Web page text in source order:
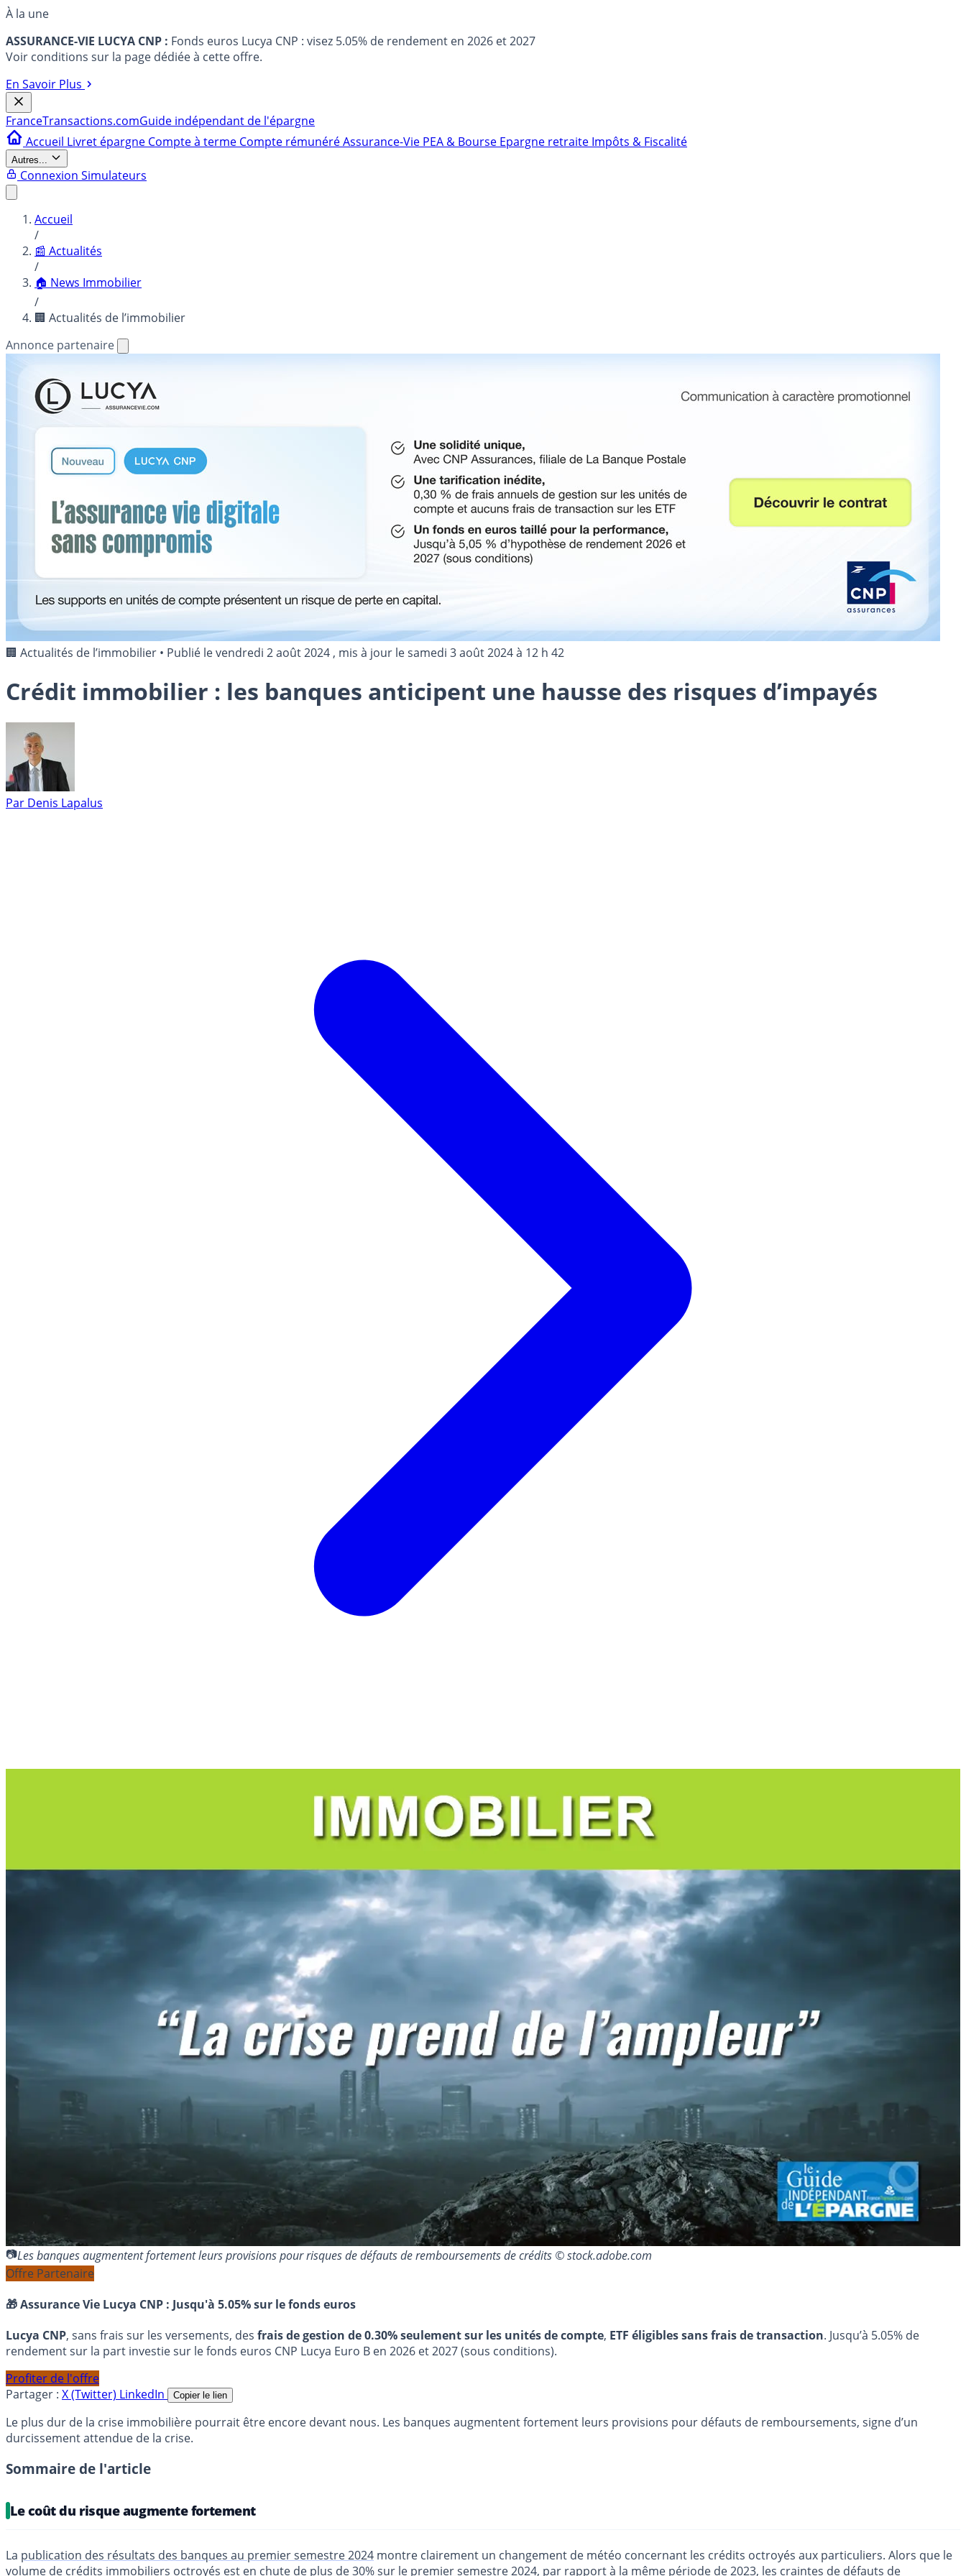
À la une
ASSURANCE-VIE LUCYA CNP : Fonds euros Lucya CNP : visez 5.05% de rendement en 2026 et 2027
Voir conditions sur la page dédiée à cette offre.
En Savoir Plus
FranceTransactions.comGuide indépendant de l'épargne
Accueil Livret épargne Compte à terme Compte rémunéréAssurance-Vie PEA & Bourse Epargne retraite Impôts & Fiscalité
Autres...
Connexion Simulateurs
Accueil
/
📰 Actualités
/
🏠 News Immobilier
/
🏢 Actualités de l’immobilier
Annonce partenaire
🏢 Actualités de l’immobilier • Publié levendredi 2 août 2024 , mis à jour lesamedi 3 août 2024 à 12 h 42
Crédit immobilier : les banques anticipent une hausse des risques d’impayés
Par Denis Lapalus
Les banques augmentent fortement leurs provisions pour risques de défauts de remboursements de crédits © stock.adobe.com
Offre Partenaire
🎁 Assurance Vie Lucya CNP : Jusqu'à 5.05% sur le fonds euros
Lucya CNP, sans frais sur les versements, des frais de gestion de 0.30% seulement sur les unités de compte, ETF éligibles sans frais de transaction. Jusqu’à 5.05% de
rendement sur la part investie sur le fonds euros CNP Lucya Euro B en 2026 et 2027 (sous conditions).
Profiter de l'offre
Partager : X (Twitter) LinkedIn Copier le lien
Le plus dur de la crise immobilière pourrait être encore devant nous. Les banques augmentent fortement leurs provisions pour défauts de remboursements, signe d’un
durcissement attendue de la crise.
Sommaire de l'article
Le coût du risque augmente fortement
La publication des résultats des banques au premier semestre 2024 montre clairement un changement de météo concernant les crédits octroyés aux particuliers. Alors que le
volume de crédits immobiliers octroyés est en chute de plus de 30% sur le premier semestre 2024, par rapport à la même période de 2023, les craintes de défauts de